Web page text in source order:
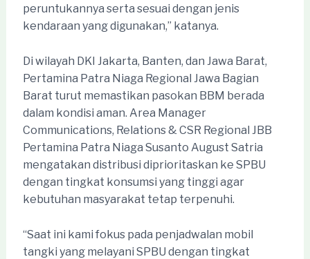
peruntukannya serta sesuai dengan jenis
kendaraan yang digunakan,” katanya.
Di wilayah DKI Jakarta, Banten, dan Jawa Barat,
Pertamina Patra Niaga Regional Jawa Bagian
Barat turut memastikan pasokan BBM berada
dalam kondisi aman. Area Manager
Communications, Relations & CSR Regional JBB
Pertamina Patra Niaga Susanto August Satria
mengatakan distribusi diprioritaskan ke SPBU
dengan tingkat konsumsi yang tinggi agar
kebutuhan masyarakat tetap terpenuhi.
“Saat ini kami fokus pada penjadwalan mobil
tangki yang melayani SPBU dengan tingkat